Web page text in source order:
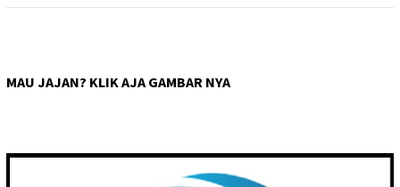
MAU JAJAN? KLIK AJA GAMBAR NYA